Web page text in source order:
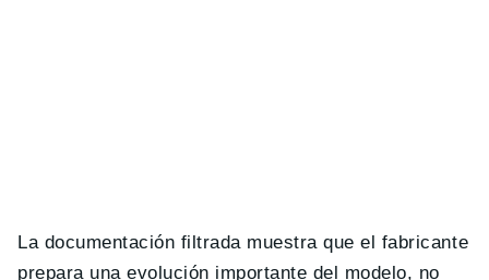
La documentación filtrada muestra que el fabricante
prepara una evolución importante del modelo, no